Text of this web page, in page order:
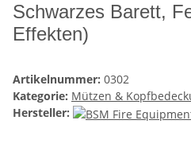
Schwarzes Barett,
Effekten)
Artikelnummer: 0302
Kategorie: Mützen &
Hersteller: